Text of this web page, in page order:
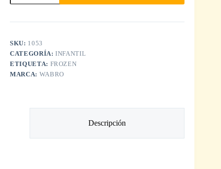
SKU: 1053
CATEGORÍA:INFANTIL
ETIQUETA: FROZEN
MARCA: WABRO
Descripción